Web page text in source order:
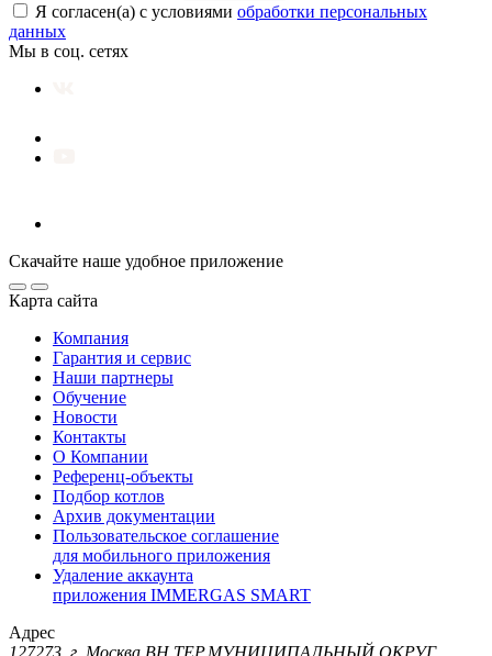
Я согласен(а) с условиями обработки персональных
данных
Мы в соц. сетях
Скачайте наше удобное приложение
Карта сайта
Компания
Гарантия и сервис
Наши партнеры
Обучение
Новости
Контакты
О Компании
Референц-объекты
Подбор котлов
Архив документации
Пользовательское соглашение
для мобильного приложения
Удаление аккаунта
приложения IMMERGAS SMART
Адрес
127273, г. Москва ВН.ТЕР.МУНИЦИПАЛЬНЫЙ ОКРУГ